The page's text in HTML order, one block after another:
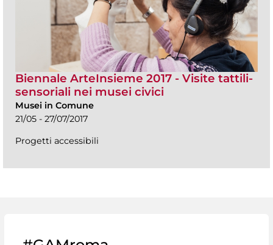
Biennale ArteInsieme 2017 - Visite tattili-
sensoriali nei musei civici
Musei in Comune
21/05 - 27/07/2017
Progetti accessibili